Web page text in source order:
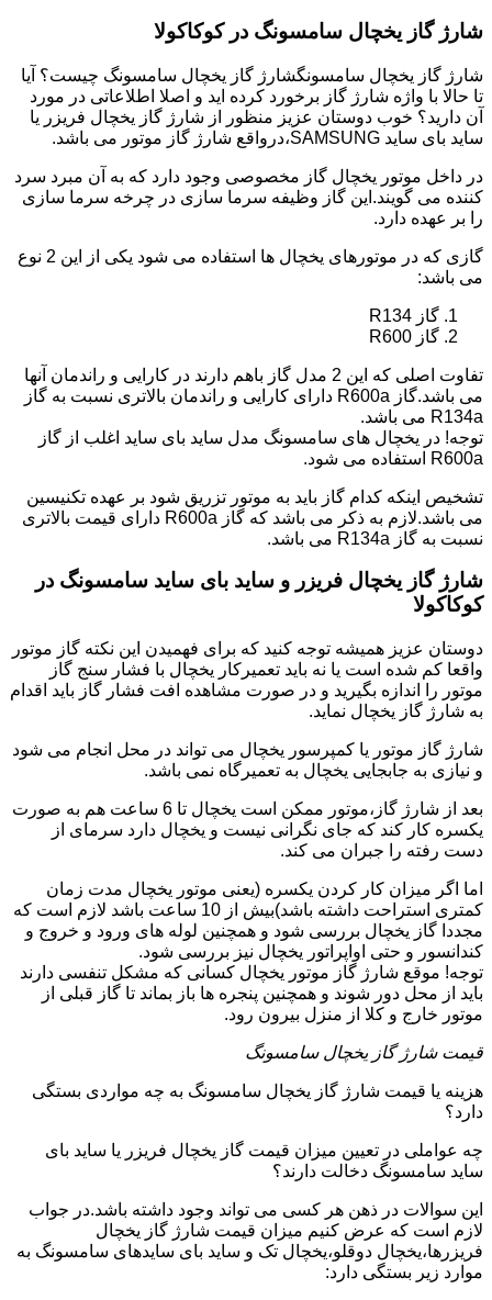
شارژ گاز یخچال سامسونگ در کوکاکولا
شارژ گاز یخچال سامسونگشارژ گاز یخچال سامسونگ چیست؟ آیا
تا حالا با واژه شارژ گاز برخورد کرده اید و اصلا اطلاعاتی در مورد
آن دارید؟ خوب دوستان عزیز منظور از شارژ گاز یخچال فریزر یا
ساید بای ساید SAMSUNG،درواقع شارژ گاز موتور می باشد.
در داخل موتور یخچال گاز مخصوصی وجود دارد که به آن مبرد سرد
کننده می گویند.این گاز وظیفه سرما سازی در چرخه سرما سازی
را بر عهده دارد.
گازی که در موتورهای یخچال ها استفاده می شود یکی از این 2 نوع
می باشد:
گاز R134
گاز R600
تفاوت اصلی که این 2 مدل گاز باهم دارند در کارایی و راندمان آنها
می باشد.گاز R600a دارای کارایی و راندمان بالاتری نسبت به گاز
R134a می باشد.
توجه! در یخچال های سامسونگ مدل ساید بای ساید اغلب از گاز
R600a استفاده می شود.
تشخیص اینکه کدام گاز باید به موتور تزریق شود بر عهده تکنیسین
می باشد.لازم به ذکر می باشد که گاز R600a دارای قیمت بالاتری
نسبت به گاز R134a می باشد.
شارژ گاز یخچال فریزر و ساید بای ساید سامسونگ در
کوکاکولا
دوستان عزیز همیشه توجه کنید که برای فهمیدن این نکته گاز موتور
واقعا کم شده است یا نه باید تعمیرکار یخچال با فشار سنج گاز
موتور را اندازه بگیرید و در صورت مشاهده افت فشار گاز باید اقدام
به شارژ گاز یخچال نماید.
شارژ گاز موتور یا کمپرسور یخچال می تواند در محل انجام می شود
و نیازی به جابجایی یخچال به تعمیرگاه نمی باشد.
بعد از شارژ گاز،موتور ممکن است یخچال تا 6 ساعت هم به صورت
یکسره کار کند که جای نگرانی نیست و یخچال دارد سرمای از
دست رفته را جبران می کند.
اما اگر میزان کار کردن یکسره (یعنی موتور یخچال مدت زمان
کمتری استراحت داشته باشد)بیش از 10 ساعت باشد لازم است که
مجددا گاز یخچال بررسی شود و همچنین لوله های ورود و خروج و
کندانسور و حتی اواپراتور یخچال نیز بررسی شود.
توجه! موقع شارژ گاز موتور یخچال کسانی که مشکل تنفسی دارند
باید از محل دور شوند و همچنین پنجره ها باز بماند تا گاز قبلی از
موتور خارج و کلا از منزل بیرون رود.
قیمت شارژ گاز یخچال سامسونگ
هزینه یا قیمت شارژ گاز یخچال سامسونگ به چه مواردی بستگی
دارد؟
چه عواملی در تعیین میزان قیمت گاز یخچال فریزر یا ساید بای
ساید سامسونگ دخالت دارند؟
این سوالات در ذهن هر کسی می تواند وجود داشته باشد.در جواب
لازم است که عرض کنیم میزان قیمت شارژ گاز یخچال
فریزرها،یخچال دوقلو،یخچال تک و ساید بای سایدهای سامسونگ به
موارد زیر بستگی دارد: